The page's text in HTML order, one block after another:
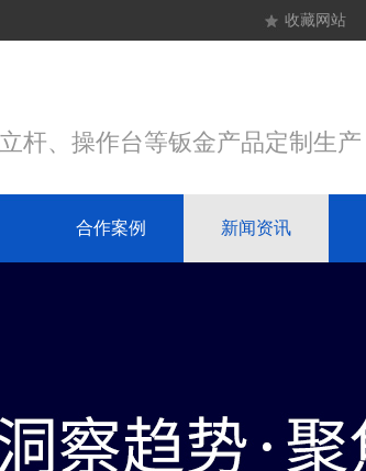
收藏网站
杆、操作台等钣金产品定制生产
合作案例 新闻资讯